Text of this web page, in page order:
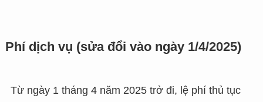
Phí dịch vụ (sửa đổi vào ngày 1/4/2025)
Từ ngày 1 tháng 4 năm 2025 trở đi, lệ phí thủ tục